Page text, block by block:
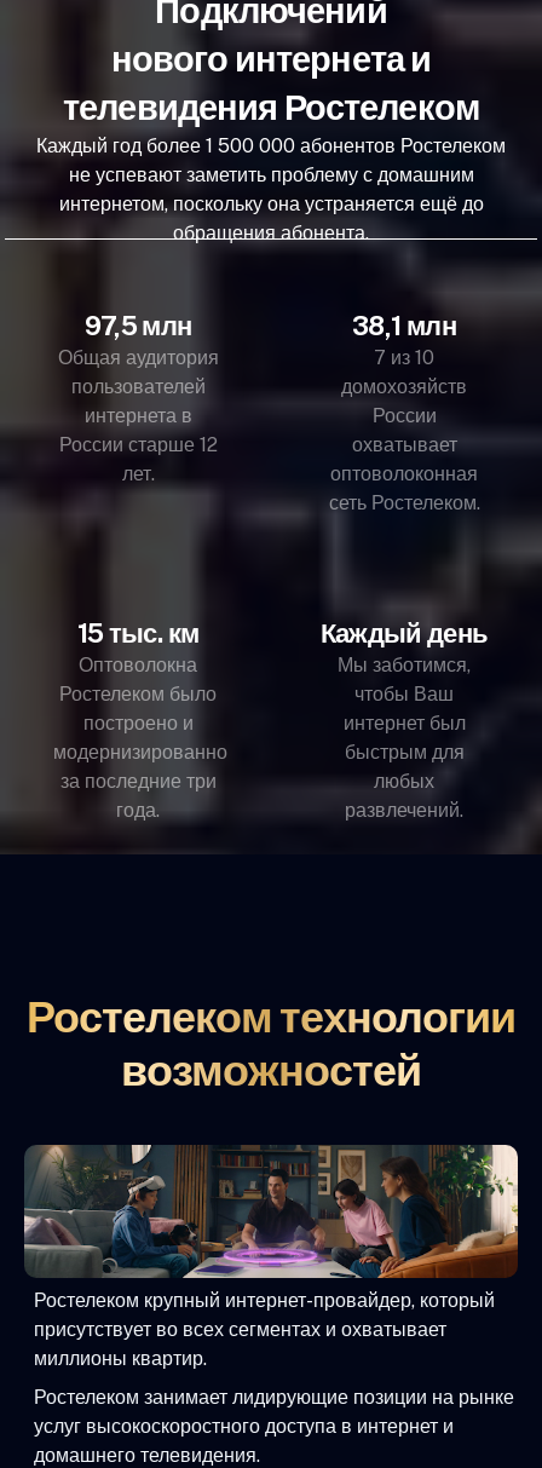
Подключений
нового интернета и
телевидения Ростелеком
Каждый год более 1 500 000 абонентов Ростелеком
не успевают заметить проблему с домашним
интернетом, поскольку она устраняется ещё до
обращения абонента.
97,5 млн
Общая аудитория
пользователей
интернета в
России старше 12
лет.
38,1 млн
7 из 10
домохозяйств
России
охватывает
оптоволоконная
сеть Ростелеком.
15 тыс. км
Оптоволокна
Ростелеком было
построено и
модернизированно
за последние три
года.
Каждый день
Мы заботимся,
чтобы Ваш
интернет был
быстрым для
любых
развлечений.
Ростелеком технологии
возможностей
Ростелеком крупный интернет-провайдер, который
присутствует во всех сегментах и охватывает
миллионы квартир.
Ростелеком занимает лидирующие позиции на рынке
услуг высокоскоростного доступа в интернет и
домашнего телевидения.